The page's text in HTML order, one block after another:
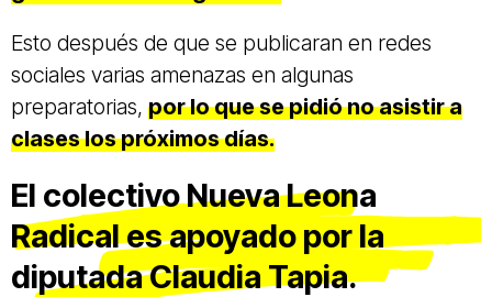
Esto después de que se publicaran en redes
sociales varias amenazas en algunas
preparatorias, por lo que se pidió no asistir a
clases los próximos días.
El colectivo Nueva Leona
Radical es apoyado por la
diputada Claudia Tapia.